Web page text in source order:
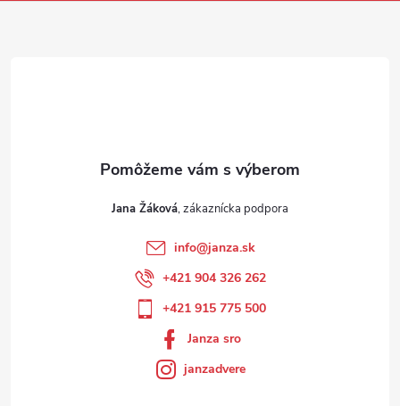
Jana Žáková
info@janza.sk
+421 904 326 262
+421 915 775 500
Janza sro
janzadvere